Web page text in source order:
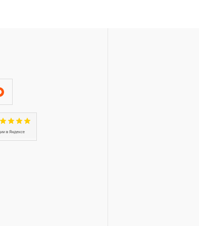
механизм
и т.п.)
в ДВЕНАДЦАТЬ
включая
который